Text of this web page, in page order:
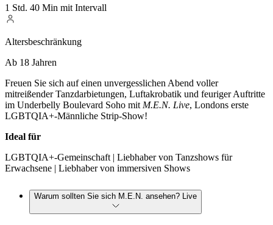
1 Std. 40 Min mit Intervall
Altersbeschränkung
Ab 18 Jahren
Freuen Sie sich auf einen unvergesslichen Abend voller
mitreißender Tanzdarbietungen, Luftakrobatik und feuriger Auftritte
im Underbelly Boulevard Soho mit M.E.N. Live, Londons erste
LGBTQIA+-Männliche Strip-Show!
Ideal für
LGBTQIA+-Gemeinschaft | Liebhaber von Tanzshows für
Erwachsene | Liebhaber von immersiven Shows
Warum sollten Sie sich M.E.N. ansehen? Live